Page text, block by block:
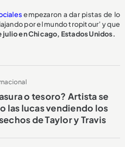
empezaron a dar pistas de lo
por el mundo tropitour’ y que
en Chicago, Estados Unidos.
o tesoro? Artista se
las lucas vendiendo los
de Taylor y Travis